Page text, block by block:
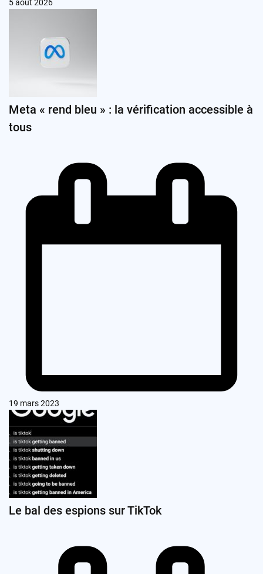
5 août 2026
Meta « rend bleu » : la vérification accessible à
tous
19 mars 2023
Le bal des espions sur TikTok